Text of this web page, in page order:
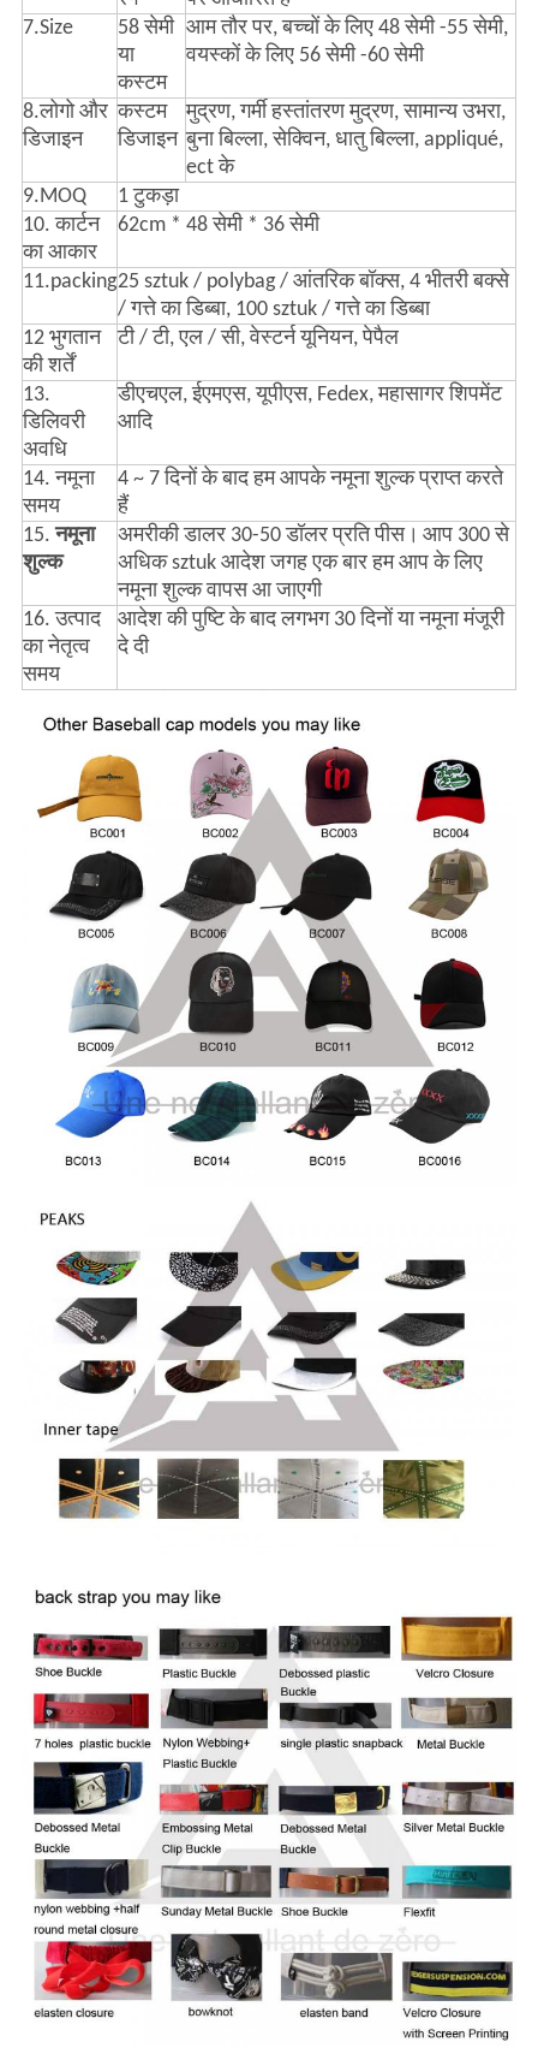
7.Size
58 सेमी
या
कस्टम
आम तौर पर, बच्चों के लिए 48 सेमी -55 सेमी,
वयस्कों के लिए 56 सेमी -60 सेमी
8.लोगो और
डिजाइन
कस्टम
डिजाइन
मुद्रण, गर्मी हस्तांतरण मुद्रण, सामान्य उभरा,
बुना बिल्ला, सेक्विन, धातु बिल्ला, appliqué,
ect के
9.MOQ
1 टुकड़ा
10. कार्टन
का आकार
62cm * 48 सेमी * 36 सेमी
11.packing25 sztuk / polybag / आंतरिक बॉक्स, 4 भीतरी बक्से
/ गत्ते का डिब्बा, 100 sztuk / गत्ते का डिब्बा
12 भुगतान
की शर्तें
टी / टी, एल / सी, वेस्टर्न यूनियन, पेपैल
13.
डिलिवरी
अवधि
डीएचएल, ईएमएस, यूपीएस, Fedex, महासागर शिपमेंट
आदि
14. नमूना
समय
4 ~ 7 दिनों के बाद हम आपके नमूना शुल्क प्राप्त करते
हैं
15.नमूना
शुल्क
अमरीकी डालर 30-50 डॉलर प्रति पीस। आप 300 से
अधिक sztuk आदेश जगह एक बार हम आप के लिए
नमूना शुल्क वापस आ जाएगी
16. उत्पाद
का नेतृत्व
समय
आदेश की पुष्टि के बाद लगभग 30 दिनों या नमूना मंजूरी
दे दी